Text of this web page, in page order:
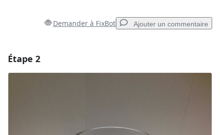
Demander à FixBot Ajouter un commentaire
Étape 2